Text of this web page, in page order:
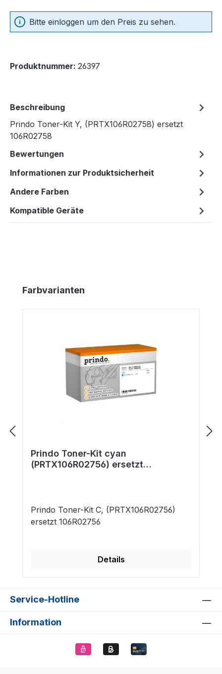
Bitte einloggen um den Preis zu sehen.
Produktnummer: 26397
Beschreibung
Prindo Toner-Kit Y, (PRTX106R02758) ersetzt
106R02758
Bewertungen
Informationen zur Produktsicherheit
Andere Farben
Kompatible Geräte
Produktgalerie überspringen
Farbvarianten
Prindo Toner-Kit cyan
(PRTX106R02756) ersetzt
Prindo Toner-Kit C, (PRTX106R02756)
ersetzt 106R02756
Details
Service-Hotline
Information